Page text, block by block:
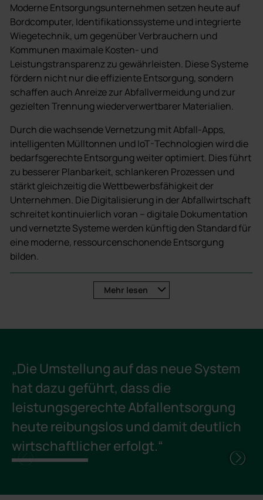
Moderne Entsorgungsunternehmen setzen heute auf
Bordcomputer, Identifikationssysteme und integrierte
Wiegetechnik, um gegenüber Verbrauchern und
Kommunen maximale Kosten- und
Leistungstransparenz zu gewährleisten. Diese Systeme
fördern nicht nur die effiziente Entsorgung, sondern
schaffen auch Anreize zur Abfallvermeidung und zur
gezielten Trennung wiederverwertbarer Materialien.
Durch die wachsende Vernetzung mit Abfall-Apps,
intelligenten Mülltonnen und IoT-Technologien wird die
bedarfsgerechte Entsorgung weiter optimiert. Dies führt
zu besserer Planbarkeit, schlankeren Prozessen und
stärkt gleichzeitig die Wettbewerbsfähigkeit der
Unternehmen. Die Digitalisierung in der Abfallwirtschaft
schreitet kontinuierlich voran – digitale Dokumentation
und vernetzte Systeme werden künftig den Standard für
eine moderne, ressourcenschonende Entsorgung
bilden.
Mehr lesen
Vorteile für Entsorger und Kommunen
Transparenz in Logistik und Finanzen
Blacklist-Funktion (nur bezahlter Service wird
erfüllt)
Investitionen sichern durch modularen Aufbau
Kosten- und Leistungstransparenz gegenüber
Verbrauchern und Entsorgern
Erleichterte Auskunftstätigkeit gegenüber
„Die Umstellung auf das neue System
hat dazu geführt, dass die
leistungsgerechte Abfallentsorgung
heute reibungslos und damit deutlich
wirtschaftlicher erfolgt.“